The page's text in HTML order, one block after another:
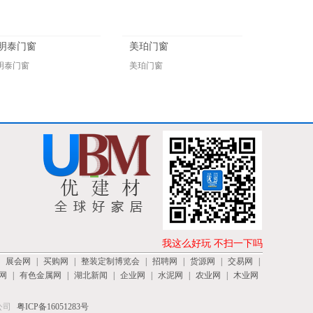
泰门窗
泰门窗
美珀门窗
美珀门窗
我这么好玩 不扫一下吗
展会网 | 买购网 | 整装定制博览会 | 招聘网 | 货源网 | 交易网
|
| 有色金属网 | 湖北新闻 | 企业网 | 水泥网 | 农业网 | 木业网
粤ICP备16051283号